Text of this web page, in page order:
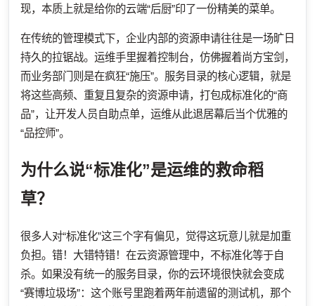
现，本质上就是给你的云端“后厨”印了一份精美的菜单。
在传统的管理模式下，企业内部的资源申请往往是一场旷日
持久的拉锯战。运维手里握着控制台，仿佛握着尚方宝剑，
而业务部门则是在疯狂“施压”。服务目录的核心逻辑，就是
将这些高频、重复且复杂的资源申请，打包成标准化的“商
品”，让开发人员自助点单，运维从此退居幕后当个优雅的
“品控师”。
为什么说“标准化”是运维的救命稻
草？
很多人对“标准化”这三个字有偏见，觉得这玩意儿就是加重
负担。错！大错特错！在云资源管理中，不标准化等于自
杀。如果没有统一的服务目录，你的云环境很快就会变成
“赛博垃圾场”：这个账号里跑着两年前遗留的测试机，那个